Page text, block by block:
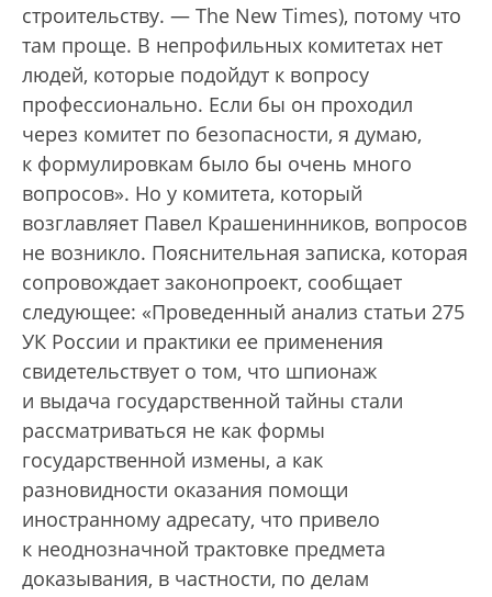
строительству. — The New Times), потому что
там проще. В непрофильных комитетах нет
людей, которые подойдут к вопросу
профессионально. Если бы он проходил
через комитет по безопасности, я думаю,
к формулировкам было бы очень много
вопросов». Но у комитета, который
возглавляет Павел Крашенинников, вопросов
не возникло. Пояснительная записка, которая
сопровождает законопроект, сообщает
следующее: «Проведенный анализ статьи 275
УК России и практики ее применения
свидетельствует о том, что шпионаж
и выдача государственной тайны стали
рассматриваться не как формы
государственной измены, а как
разновидности оказания помощи
иностранному адресату, что привело
к неоднозначной трактовке предмета
доказывания, в частности, по делам